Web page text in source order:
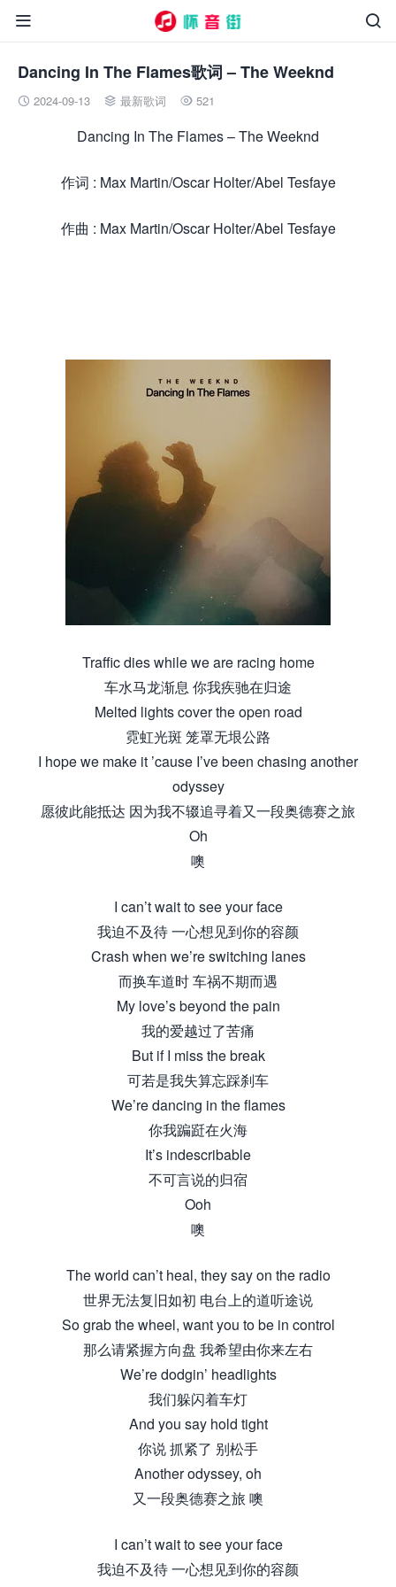


Dancing In The Flames歌词 – The Weeknd
 2024-09-13  最新歌词  521
Dancing In The Flames – The Weeknd
作词 : Max Martin/Oscar Holter/Abel Tesfaye
作曲 : Max Martin/Oscar Holter/Abel Tesfaye
Traffic dies while we are racing home
车水马龙渐息 你我疾驰在归途
Melted lights cover the open road
霓虹光斑 笼罩无垠公路
I hope we make it ’cause I’ve been chasing another
odyssey
愿彼此能抵达 因为我不辍追寻着又一段奥德赛之旅
Oh
噢
I can’t wait to see your face
我迫不及待 一心想见到你的容颜
Crash when we’re switching lanes
而换车道时 车祸不期而遇
My love’s beyond the pain
我的爱越过了苦痛
But if I miss the break
可若是我失算忘踩刹车
We’re dancing in the flames
你我蹁跹在火海
It’s indescribable
不可言说的归宿
Ooh
噢
The world can’t heal, they say on the radio
世界无法复旧如初 电台上的道听途说
So grab the wheel, want you to be in control
那么请紧握方向盘 我希望由你来左右
We’re dodgin’ headlights
我们躲闪着车灯
And you say hold tight
你说 抓紧了 别松手
Another odyssey, oh
又一段奥德赛之旅 噢
I can’t wait to see your face
我迫不及待 一心想见到你的容颜